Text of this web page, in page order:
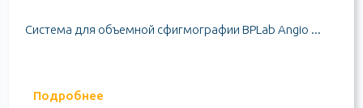
Система для объемной сфигмографии BPLab Angio ...
Подробнее